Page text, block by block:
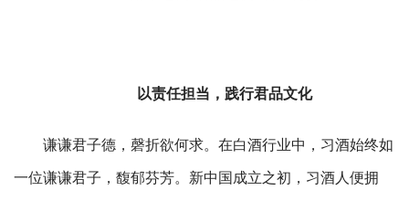
以责任担当，践行君品文化
谦谦君子德，磬折欲何求。在白酒行业中，习酒始终如
一位谦谦君子，馥郁芬芳。新中国成立之初，习酒人便拥